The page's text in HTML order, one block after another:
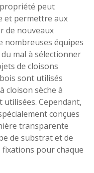
propriété peut
et permettre aux
de nouveaux
nombreuses équipes
mal à sélectionner
de cloisons
sont utilisés
cloison sèche à
Cependant,
conçues
transparente
de substrat et de
pour chaque